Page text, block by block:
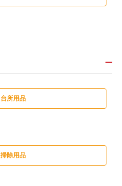
台所用品
掃除用品